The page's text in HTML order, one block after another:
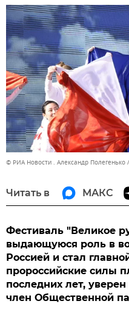
© РИА Новости . Александр Полегенько
Читать в МАКС
Фестиваль "Великое
выдающуюся роль в
Россией и стал
пророссийские силы
последних лет,
член Общественной